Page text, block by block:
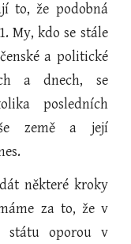
to, že podobná
My, kdo se stále
a politické
a dnech, se
posledních
země a její
některé kroky
za to, že v
státu oporou v